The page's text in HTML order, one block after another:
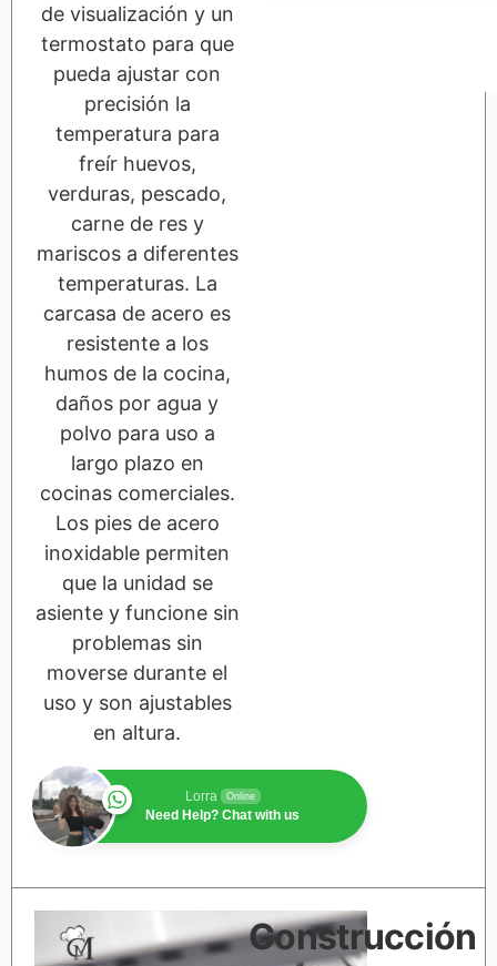
de visualización y un
termostato para que
pueda ajustar con
precisión la
temperatura para
freír huevos,
verduras, pescado,
carne de res y
mariscos a diferentes
temperaturas. La
carcasa de acero es
resistente a los
humos de la cocina,
daños por agua y
polvo para uso a
largo plazo en
cocinas comerciales.
Los pies de acero
inoxidable permiten
que la unidad se
asiente y funcione sin
problemas sin
moverse durante el
uso y son ajustables
en altura.
Lorra Online
Need Help? Chat with us
Construcción